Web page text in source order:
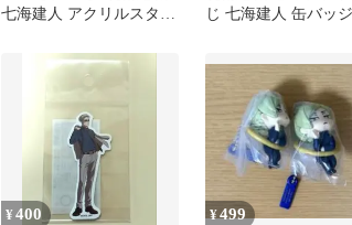
七海建人 アクリルスタン
じ 七海建人 缶バッ
¥400 ¥499